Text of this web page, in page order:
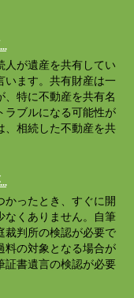
人が遺産を共有してい
います。共有財産は一
、特に不動産を共有名
ラブルになる可能性が
、相続した不動産を共
かったとき、すぐに開
なくありません。自筆
裁判所の検認が必要で
料の対象となる場合が
証書遺言の検認が必要